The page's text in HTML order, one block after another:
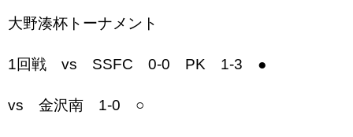
大野湊杯トーナメント
1回戦 vs SSFC 0-0 PK 1-3 ●
vs 金沢南 1-0 ○